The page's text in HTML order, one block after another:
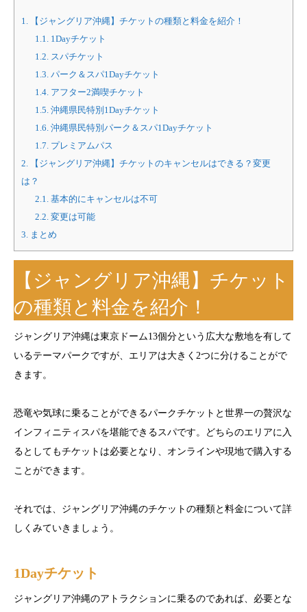
1. 【ジャングリア沖縄】チケットの種類と料金を紹介！
1.1.1Dayチケット
1.2.スパチケット
1.3.パーク＆スパ1Dayチケット
1.4.アフター2満喫チケット
1.5.沖縄県民特別1Dayチケット
1.6.沖縄県民特別パーク＆スパ1Dayチケット
1.7.プレミアムパス
2. 【ジャングリア沖縄】チケットのキャンセルはできる？変更
は？
2.1.基本的にキャンセルは不可
2.2.変更は可能
3. まとめ
【ジャングリア沖縄】チケット
の種類と料金を紹介！
ジャングリア沖縄は東京ドーム13個分という広大な敷地を有して
いるテーマパークですが、エリアは大きく2つに分けることがで
きます。
恐竜や気球に乗ることができるパークチケットと世界一の贅沢な
インフィニティスパを堪能できるスパです。どちらのエリアに入
るとしてもチケットは必要となり、オンラインや現地で購入する
ことができます。
それでは、ジャングリア沖縄のチケットの種類と料金について詳
しくみていきましょう。
1Dayチケット
ジャングリア沖縄のアトラクションに乗るのであれば、必要とな